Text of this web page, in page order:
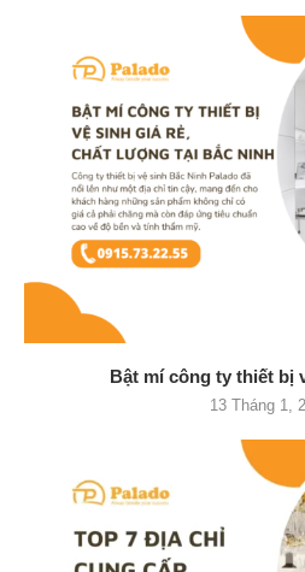
Bật mí công ty thiết bị
13 Tháng 1,